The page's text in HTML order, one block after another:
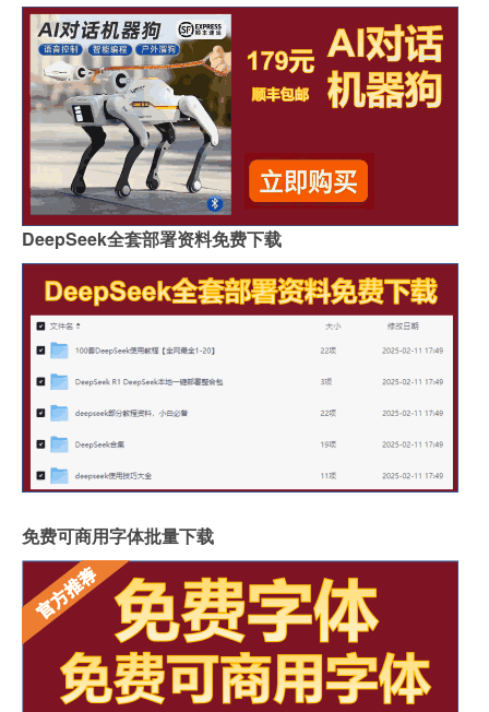
DeepSeek全套部署资料免费下载
免费可商用字体批量下载